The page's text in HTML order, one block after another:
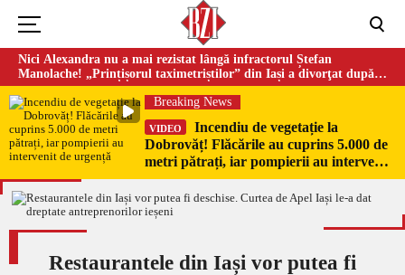
Nici Alexandra nu a mai rezistat lângă infractorul Ștefan
Manolache! „Prințișorul taximetriștilor” din Iași a divorţat după
doi ani de căsnicie
Breaking News
VIDEO
Incendiu de vegetație la
Dobrovăț! Flăcările au cuprins 5.000 de
metri pătrați, iar pompierii au intervenit
de urgență
Restaurantele din Iași vor putea fi